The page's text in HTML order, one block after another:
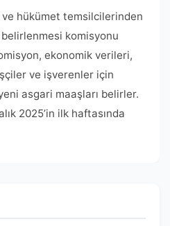
hükümet temsilcilerinden
komisyonu
ekonomik verileri,
ve işverenler için
asgari maaşları belirler.
2025’in ilk haftasında